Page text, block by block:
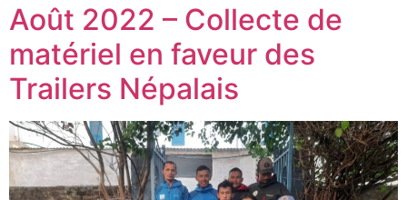
Août 2022 – Collecte de
matériel en faveur des
Trailers Népalais